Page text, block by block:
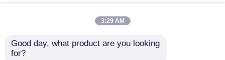
Otomatik Paketleme Makinası
Otomatik Şişe Kapatma Makinesi
Kapasite 100 ila
3:29 AM
Good day, what product are you looking
for?